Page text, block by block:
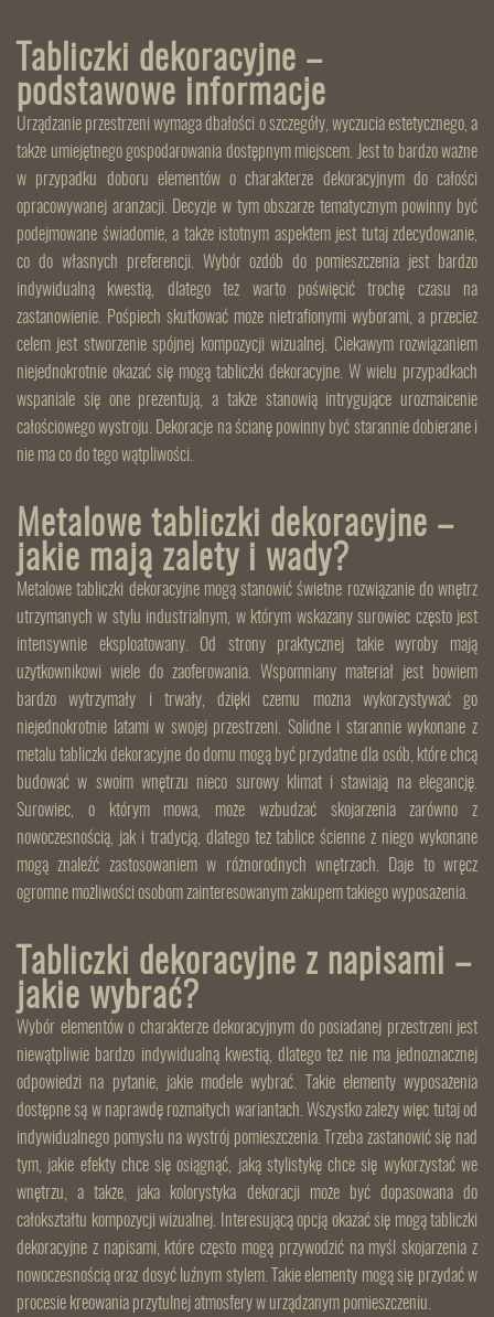
Tabliczki dekoracyjne –
podstawowe informacje
Urządzanie przestrzeni wymaga dbałości o szczegóły, wyczucia estetycznego, a
także umiejętnego gospodarowania dostępnym miejscem. Jest to bardzo ważne
w przypadku doboru elementów o charakterze dekoracyjnym do całości
opracowywanej aranżacji. Decyzje w tym obszarze tematycznym powinny być
podejmowane świadomie, a także istotnym aspektem jest tutaj zdecydowanie,
co do własnych preferencji. Wybór ozdób do pomieszczenia jest bardzo
indywidualną kwestią, dlatego też warto poświęcić trochę czasu na
zastanowienie. Pośpiech skutkować może nietrafionymi wyborami, a przecież
celem jest stworzenie spójnej kompozycji wizualnej. Ciekawym rozwiązaniem
niejednokrotnie okazać się mogą tabliczki dekoracyjne. W wielu przypadkach
wspaniale się one prezentują, a także stanowią intrygujące urozmaicenie
całościowego wystroju. Dekoracje na ścianę powinny być starannie dobierane i
nie ma co do tego wątpliwości.
Metalowe tabliczki dekoracyjne –
jakie mają zalety i wady?
Metalowe tabliczki dekoracyjne mogą stanowić świetne rozwiązanie do wnętrz
utrzymanych w stylu industrialnym, w którym wskazany surowiec często jest
intensywnie eksploatowany. Od strony praktycznej takie wyroby mają
użytkownikowi wiele do zaoferowania. Wspomniany materiał jest bowiem
bardzo wytrzymały i trwały, dzięki czemu można wykorzystywać go
niejednokrotnie latami w swojej przestrzeni. Solidne i starannie wykonane z
metalu tabliczki dekoracyjne do domu mogą być przydatne dla osób, które chcą
budować w swoim wnętrzu nieco surowy klimat i stawiają na elegancję.
Surowiec, o którym mowa, może wzbudzać skojarzenia zarówno z
nowoczesnością, jak i tradycją, dlatego też tablice ścienne z niego wykonane
mogą znaleźć zastosowaniem w różnorodnych wnętrzach. Daje to wręcz
ogromne możliwości osobom zainteresowanym zakupem takiego wyposażenia.
Tabliczki dekoracyjne z napisami –
jakie wybrać?
Wybór elementów o charakterze dekoracyjnym do posiadanej przestrzeni jest
niewątpliwie bardzo indywidualną kwestią, dlatego też nie ma jednoznacznej
odpowiedzi na pytanie, jakie modele wybrać. Takie elementy wyposażenia
dostępne są w naprawdę rozmaitych wariantach. Wszystko zależy więc tutaj od
indywidualnego pomysłu na wystrój pomieszczenia. Trzeba zastanowić się nad
tym, jakie efekty chce się osiągnąć, jaką stylistykę chce się wykorzystać we
wnętrzu, a także, jaka kolorystyka dekoracji może być dopasowana do
całokształtu kompozycji wizualnej. Interesującą opcją okazać się mogą tabliczki
dekoracyjne z napisami, które często mogą przywodzić na myśl skojarzenia z
nowoczesnością oraz dosyć luźnym stylem. Takie elementy mogą się przydać w
procesie kreowania przytulnej atmosfery w urządzanym pomieszczeniu.